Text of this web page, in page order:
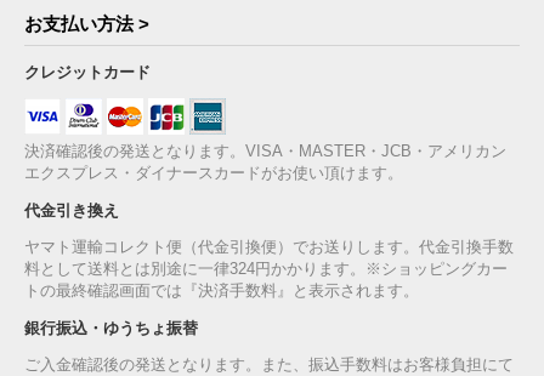
お支払い方法 >
クレジットカード
決済確認後の発送となります。VISA・MASTER・JCB・アメリカン
エクスプレス・ダイナースカードがお使い頂けます。
代金引き換え
ヤマト運輸コレクト便（代金引換便）でお送りします。代金引換手数
料として送料とは別途に一律324円かかります。※ショッピングカー
トの最終確認画面では『決済手数料』と表示されます。
銀行振込・ゆうちょ振替
ご入金確認後の発送となります。また、振込手数料はお客様負担にて